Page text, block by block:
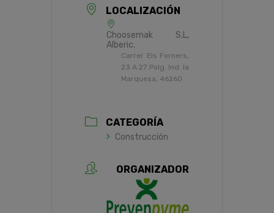
LOCALIZACIÓN
Choosemak S.L,
Alberic.
Carrer Els Forners,
23 A 27 Polg. Ind. la
Marquesa, 46260
CATEGORÍA
Construcción
ORGANIZADOR